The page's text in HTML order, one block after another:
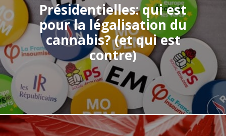
Présidentielles: qui est
pour la légalisation du
cannabis? (et qui est
contre)